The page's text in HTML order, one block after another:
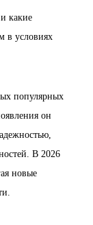
какие
в условиях
популярных
он
В 2026
новые